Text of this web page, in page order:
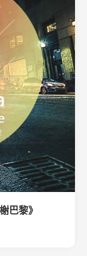
巴黎》